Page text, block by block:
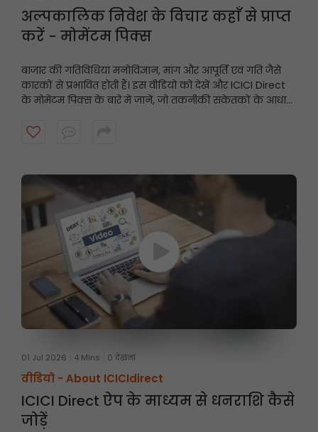
अल्पकालिक निवेश के विचार कहाँ से प्राप्त
करें - मोमेंटम पिक्स
बाजार की गतिविधियां मनोविज्ञान, मांग और आपूर्ति एवं गति जैसे
कारकों से प्रभावित होती हैं। इस वीडियो को देखें और ICICI Direct
के मोमेंटम पिक्स के बारे में जानें, जो तकनीकी संकेतकों के आधार
वाले शेयरों को उजागर करते हैं।
01 Jul 2026 4 Mins 0 देखना
वीडियो - About ICICIdirect
ICICI Direct ऐप के माध्यम से धनराशि कैसे
जोड़ें